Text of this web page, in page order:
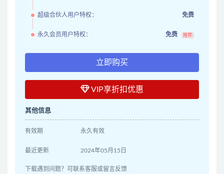
超级合伙人用户特权： 免费
永久会员用户特权： 免费 推荐
立即购买
VIP享折扣优惠
其他信息
有效期 永久有效
最近更新 2024年05月15日
下载遇到问题？可联系客服或留言反馈